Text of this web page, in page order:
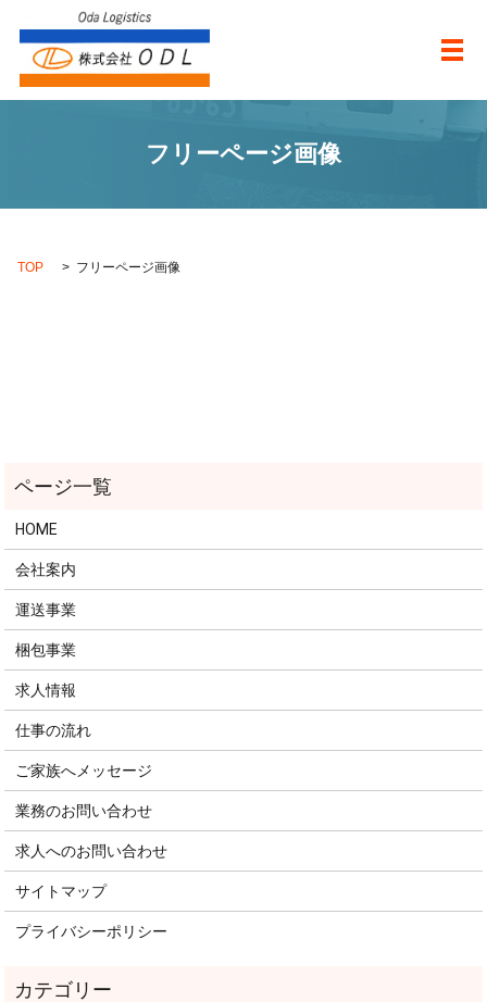
メ
フリーページ画像
TOP フリーページ画像
HOME
会社案内
運送事業
梱包事業
求人情報
仕事の流れ
ご家族へメッセージ
業務のお問い合わせ
求人へのお問い合わせ
サイトマップ
プライバシーポリシー